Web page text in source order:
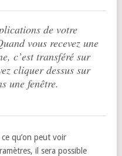
de votre
vous recevez une
c’est transféré sur
cliquer dessus sur
une fenêtre.
qu’on peut voir
il sera possible